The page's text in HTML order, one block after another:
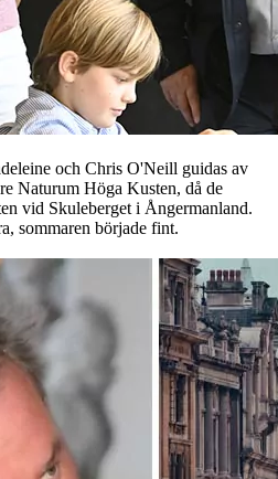
och Chris O'Neill guidas av
Naturum Höga Kusten, då de
vid Skuleberget i Ångermanland.
sommaren började fint.